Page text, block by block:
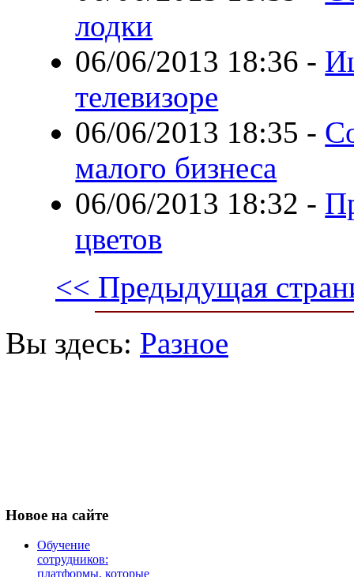
лодки
06/06/2013 18:36 -
телевизоре
06/06/2013 18:35 -
малого бизнеса
06/06/2013 18:32 -
цветов
<< Предыдущая
Вы здесь: Разное
Новое на сайте
Обучение
сотрудников:
платформы, которые